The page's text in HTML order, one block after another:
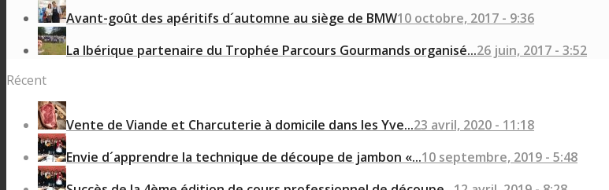
Avant-goût des apéritifs d´automne au siège de BMW10 octobre, 2017 - 9:36
La Ibérique partenaire du Trophée Parcours Gourmands organisé...26 juin, 2017 - 3:52
Récent
Vente de Viande et Charcuterie à domicile dans les Yve...23 avril, 2020 - 11:18
Envie d´apprendre la technique de découpe de jambon «...10 septembre, 2019 - 5:48